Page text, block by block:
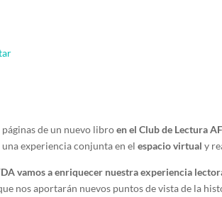
de un nuevo libroen el Club de Lectura
una experiencia conjunta en elespacio virtualy
vamos a enriquecer nuestra experiencia
nos aportarán nuevos puntos de vista de la